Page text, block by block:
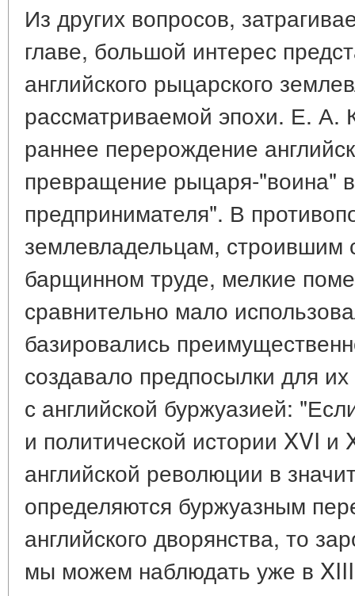
Из других вопросов,
главе, большой интерес
английского рыцарского
рассматриваемой эпохи. Е. А.
раннее перерождение
превращение рыцаря-"воина"
предпринимателя". В
землевладельцам, строившим
барщинном труде, мелкие
сравнительно мало
базировались
создавало предпосылки для
с английской буржуазией:
и политической истории XVI и
английской революции в
определяются буржуазным
английского дворянства, то
мы можем наблюдать уже в